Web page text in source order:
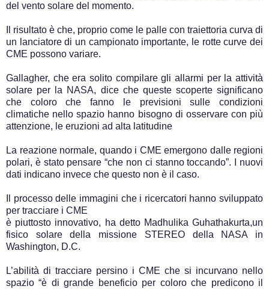
del vento solare del momento.
Il risultato è che, proprio come le palle con traiettoria curva di
un lanciatore di un campionato importante, le rotte curve dei
CME possono variare.
Gallagher, che era solito compilare gli allarmi per la attività
solare per la NASA, dice che queste scoperte significano
che coloro che fanno le previsioni sulle condizioni
climatiche nello spazio hanno bisogno di osservare con più
attenzione, le eruzioni ad alta latitudine
La reazione normale, quando i CME emergono dalle regioni
polari, è stato pensare “che non ci stanno toccando”. I nuovi
dati indicano invece che questo non è il caso.
Il processo delle immagini che i ricercatori hanno sviluppato
per tracciare i CME
è piuttosto innovativo, ha detto Madhulika Guhathakurta,un
fisico solare della missione STEREO della NASA in
Washington, D.C.
L’abilità di tracciare persino i CME che si incurvano nello
spazio “è di grande beneficio per coloro che predicono il